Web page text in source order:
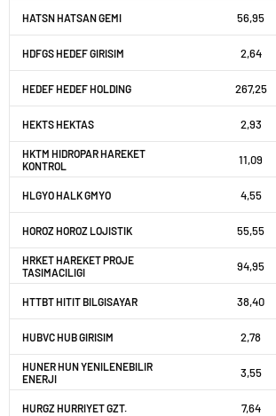
HATSN HATSAN GEMI 56,95
HDFGS HEDEF GIRISIM 2,64
HEDEF HEDEF HOLDING 267,25
HEKTS HEKTAS 2,93
HKTM HIDROPAR HAREKET
KONTROL
11,09
HLGYO HALK GMYO 4,55
HOROZ HOROZ LOJISTIK 55,55
HRKET HAREKET PROJE
TASIMACILIGI
94,95
HTTBT HITIT BILGISAYAR 38,40
HUBVC HUB GIRISIM 2,78
HUNER HUN YENILENEBILIR
ENERJI
3,55
HURGZ HURRIYET GZT. 7,64